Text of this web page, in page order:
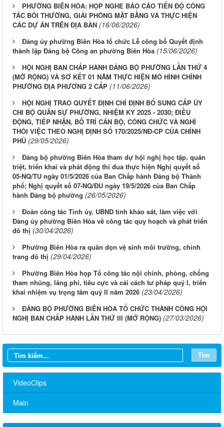
PHƯỜNG BIÊN HÒA: HỌP NGHE BÁO CÁO TIẾN ĐỘ CÔNG
TÁC BỒI THƯỜNG, GIẢI PHÓNG MẶT BẰNG VÀ THỰC HIỆN
CÁC DỰ ÁN TRÊN ĐỊA BÀN (16/06/2026)
Đảng ủy phường Biên Hòa tổ chức Lễ công bố Quyết định
thành lập Đảng bộ Công an phường Biên Hòa (15/06/2026)
HỘI NGHỊ BAN CHẤP HÀNH ĐẢNG BỘ PHƯỜNG LẦN THỨ 4
(MỞ RỘNG) VÀ SƠ KẾT 01 NĂM THỰC HIỆN MÔ HÌNH CHÍNH
PHƯỜNG ĐỊA PHƯƠNG 2 CẤP (11/06/2026)
HỘI NGHỊ TRAO QUYẾT ĐỊNH CHỈ ĐỊNH BỔ SUNG CẤP ỦY
CHI BỘ QUÂN SỰ PHƯỜNG, NHIỆM KỲ 2025 - 2030; ĐIỀU
ĐỘNG, TIẾP NHẬN, BỐ TRÍ CÁN BỘ, CÔNG CHỨC VÀ NGHỈ
THÔI VIỆC THEO NGHỊ ĐỊNH SỐ 170/2025/NĐ-CP CỦA CHÍNH
PHỦ (29/05/2026)
Đảng bộ phường Biên Hòa tham dự hội nghị học tập, quán
triệt, triển khai và phát động thi đua thực hiện Nghị quyết số
05-NQ/TU ngày 01/5/2026 của Ban Chấp hành Đảng bộ Thành
phố; Nghị quyết số 07-NQ/ĐU ngày 19/5/2026 của Ban Chấp
hành Đảng bộ phường (26/05/2026)
Đoàn công tác Tỉnh ủy, UBND tỉnh khảo sát, làm việc với
Đảng ủy phường Biên Hòa về công tác quy hoạch và phát triển
đô thị (30/04/2026)
Phường Biên Hòa ra quân dọn vệ sinh môi trường, chỉnh
trang đô thị (29/04/2026)
Phường Biên Hòa họp Tổ công tác nội chính, phòng, chống
tham nhũng, lãng phí, tiêu cực và cải cách tư pháp quý I, triển
khai nhiệm vụ trọng tâm quý II năm 2026 (23/04/2026)
ĐẢNG BỘ PHƯỜNG BIÊN HÒA TỔ CHỨC THÀNH CÔNG HỘI
NGHỊ BAN CHẤP HÀNH LẦN THỨ III (MỞ RỘNG) (27/03/2026)
Tìm
VideoClips
Main
Thông báo mời người cao tuổi tham gia Chương trình khám sức
khỏe miễn phí năm 2026
Về việc đăng tải Báo cáo tiếp thu, giải trình ý kiến góp ý đối với
nhiệm vụ đồ án quy hoạch phân khu đô thị tỷ lệ 1/2.000 phường